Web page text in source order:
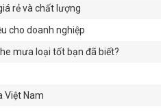
rẻ và chất lượng
cho doanh nghiệp
mưa loại tốt bạn đã biết?
Việt Nam